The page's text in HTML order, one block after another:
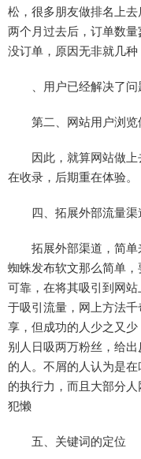
松，很多朋友做排名上
两个月过去后，订单数
没订单，原因无非就几种
、用户已经解决了问
第二、网站用户浏览
因此，就算网站做上
在收录，后期重在体验。
四、拓展外部流量渠
拓展外部渠道，简单
蜘蛛发布软文那么简单
可靠，在将其吸引到网
于吸引流量，网上方法
享，但成功的人少之又
别人日吸两万粉丝，给
的人。不屑的人认为是
的执行力，而且大部分
犯懒
五、关键词的定位